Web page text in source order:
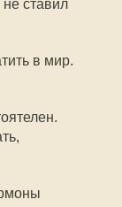
ставил
в мир.